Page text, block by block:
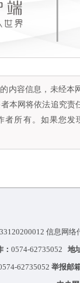
内容信息，未经
本网将依法追究
所有。如果您
信息网
0574-62735052 地
62735052 举报邮